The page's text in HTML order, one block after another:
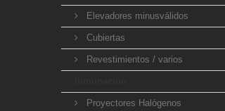
Elevadores minusválidos
Cubiertas
Revestimientos / varios
Proyectores Halógenos